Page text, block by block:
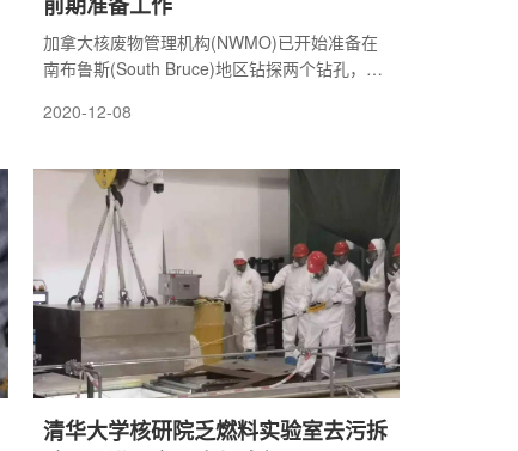
前期准备工作
加拿大核废物管理机构(NWMO)已开始准备在
南布鲁斯(South Bruce)地区钻探两个钻孔，用
2021年春季进行钻探。
2020-12-08
清华大学核研院乏燃料实验室去污拆